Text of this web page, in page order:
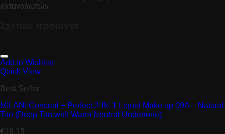
καταναλωτών
Add to Wishlist
Quick View
Best Seller
MILANI Conceal + Perfect 2-IN-1 Liquid Make up 09A – Natural
Tan (Deep Tan with Warm Neutral Undertone)
€19.15